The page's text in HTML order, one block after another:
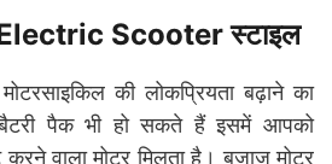
Scooter स्टाइल
की लोकप्रियता बढ़ाने का
पैक भी हो सकते हैं इसमें आपको
वाला मोटर मिलता है। बजाज मोटर